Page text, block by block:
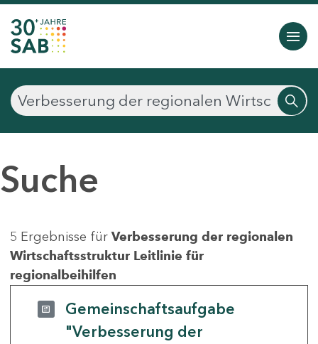
Suche
5 Ergebnisse für Verbesserung der regionalen
Wirtschaftsstruktur Leitlinie für
regionalbeihilfen
Gemeinschaftsaufgabe
"Verbesserung der